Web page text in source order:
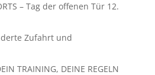
– Tag der offenen Tür 12.
Zufahrt und
TRAINING, DEINE REGELN